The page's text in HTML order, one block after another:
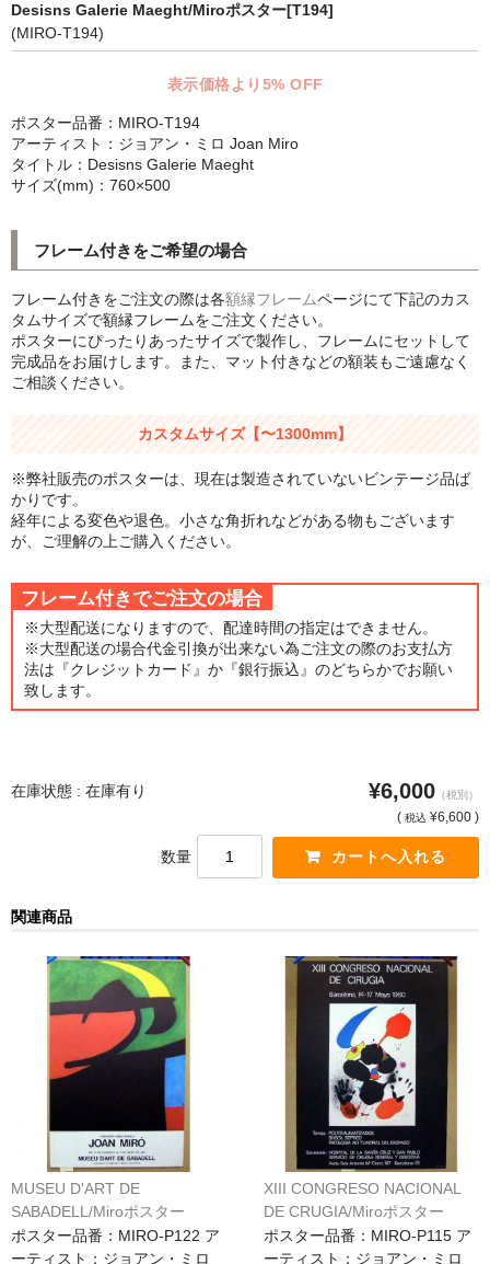
LP・CDフレーム
シンプルLPフレームセット
CD紙ジャケフレーム
アートポスター一覧
Instagram紹介商品
エンゾ・マーリ【Enzo Mari】
ダネーゼ【DANESE MILANO】
フォトアートポスター
アンディ・ウォーホル
Folon
olivetti
猫・ねこ・ネコ
額装品
スペイン製アートポスター額装
セール
お買物ガイド
支払方法・送料・納期
FAX専用ご注文用紙
Desisns Galerie Maeght/Miroポスター[T194]
(MIRO-T194)
表示価格より5% OFF
ポスター品番：MIRO-T194
アーティスト：ジョアン・ミロ Joan Miro
タイトル：Desisns Galerie Maeght
サイズ(mm)：760×500
フレーム付きをご希望の場合
フレーム付きをご注文の際は各額縁フレームページにて下記のカス
タムサイズで額縁フレームをご注文ください。
ポスターにぴったりあったサイズで製作し、フレームにセットして
完成品をお届けします。また、マット付きなどの額装もご遠慮なく
ご相談ください。
カスタムサイズ【〜1300mm】
※弊社販売のポスターは、現在は製造されていないビンテージ品ば
かりです。
経年による変色や退色。小さな角折れなどがある物もございます
が、ご理解の上ご購入ください。
フレーム付きでご注文の場合
※大型配送になりますので、配達時間の指定はできません。
※大型配送の場合代金引換が出来ない為ご注文の際のお支払方
法は『クレジットカード』か『銀行振込』のどちらかでお願い
致します。
在庫状態 : 在庫有り ¥6,000 （税別）
( 税込 ¥6,600 )
数量
関連商品
MUSEU D'ART DE
SABADELL/Miroポスター
[P122]
ポスター品番：MIRO-P122 ア
ーティスト：ジョアン・ミロ
XIII CONGRESO NACIONAL
DE CRUGIA/Miroポスター
[P115]
ポスター品番：MIRO-P115 ア
ーティスト：ジョアン・ミロ